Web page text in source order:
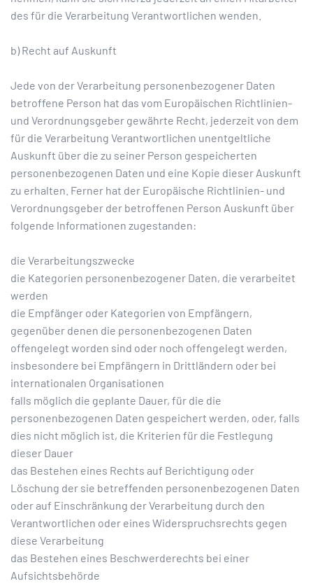
des für die Verarbeitung Verantwortlichen wenden.
b) Recht auf Auskunft
Jede von der Verarbeitung personenbezogener Daten
betroffene Person hat das vom Europäischen Richtlinien-
und Verordnungsgeber gewährte Recht, jederzeit von dem
für die Verarbeitung Verantwortlichen unentgeltliche
Auskunft über die zu seiner Person gespeicherten
personenbezogenen Daten und eine Kopie dieser Auskunft
zu erhalten. Ferner hat der Europäische Richtlinien- und
Verordnungsgeber der betroffenen Person Auskunft über
folgende Informationen zugestanden:
die Verarbeitungszwecke
die Kategorien personenbezogener Daten, die verarbeitet
werden
die Empfänger oder Kategorien von Empfängern,
gegenüber denen die personenbezogenen Daten
offengelegt worden sind oder noch offengelegt werden,
insbesondere bei Empfängern in Drittländern oder bei
internationalen Organisationen
falls möglich die geplante Dauer, für die die
personenbezogenen Daten gespeichert werden, oder, falls
dies nicht möglich ist, die Kriterien für die Festlegung
dieser Dauer
das Bestehen eines Rechts auf Berichtigung oder
Löschung der sie betreffenden personenbezogenen Daten
oder auf Einschränkung der Verarbeitung durch den
Verantwortlichen oder eines Widerspruchsrechts gegen
diese Verarbeitung
das Bestehen eines Beschwerderechts bei einer
Aufsichtsbehörde